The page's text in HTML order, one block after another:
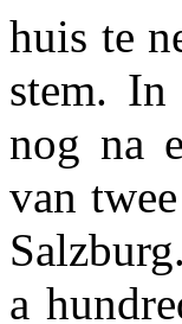
huis te
stem.
nog na
van
a